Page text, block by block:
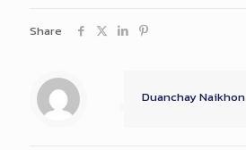
Share
Duanchay Naikhon